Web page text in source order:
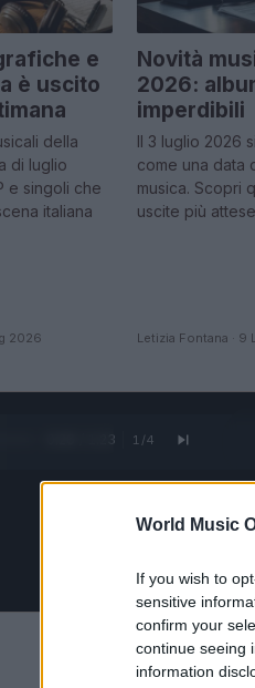
World Music
If you wish to
sensitive
confirm your
continue seeing
information
e
è uscito
della
di luglio
e singoli che
italiana
2026
Novità
2026:
imperdibili
Il 3 luglio 2026
come una data
musica. Scopri
uscite più
Letizia Fontana · 9
0:28 / 1:23 1 /4